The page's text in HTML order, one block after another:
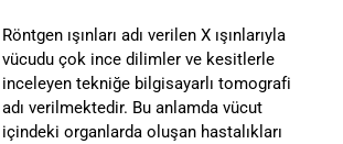
Röntgen ışınları adı verilen X ışınlarıyla
vücudu çok ince dilimler ve kesitlerle
inceleyen tekniğe bilgisayarlı tomografi
adı verilmektedir. Bu anlamda vücut
içindeki organlarda oluşan hastalıkları